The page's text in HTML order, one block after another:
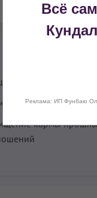
судьбы
(исцеление)
кармы
Всё
Реклама: ИП Фунбаю